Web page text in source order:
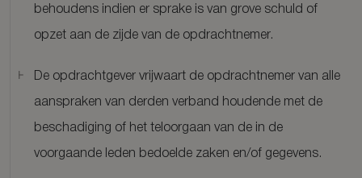
behoudens indien er sprake is van grove schuld of
opzet aan de zijde van de opdrachtnemer.
De opdrachtgever vrijwaart de opdrachtnemer van alle
aanspraken van derden verband houdende met de
beschadiging of het teloorgaan van de in de
voorgaande leden bedoelde zaken en/of gegevens.